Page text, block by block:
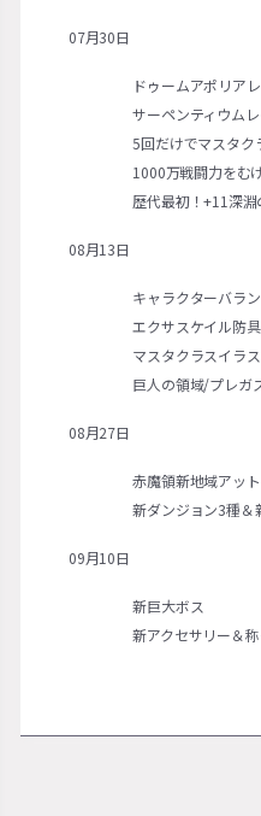
07月30日
ドゥームアポリア
サーペンティウム
5回だけでマスタク
1000万戦闘力をむ
歴代最初！+11深
08月13日
キャラクターバラ
エクサスケイル防
マスタクラスイラ
巨人の領域/プレガ
08月27日
赤魔領新地域アッ
新ダンジョン3種＆
09月10日
新巨大ボス
新アクセサリー＆